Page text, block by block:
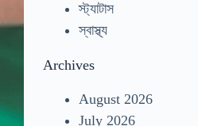
স্ট্যাটাস
স্বাস্থ্য
Archives
August 2026
July 2026